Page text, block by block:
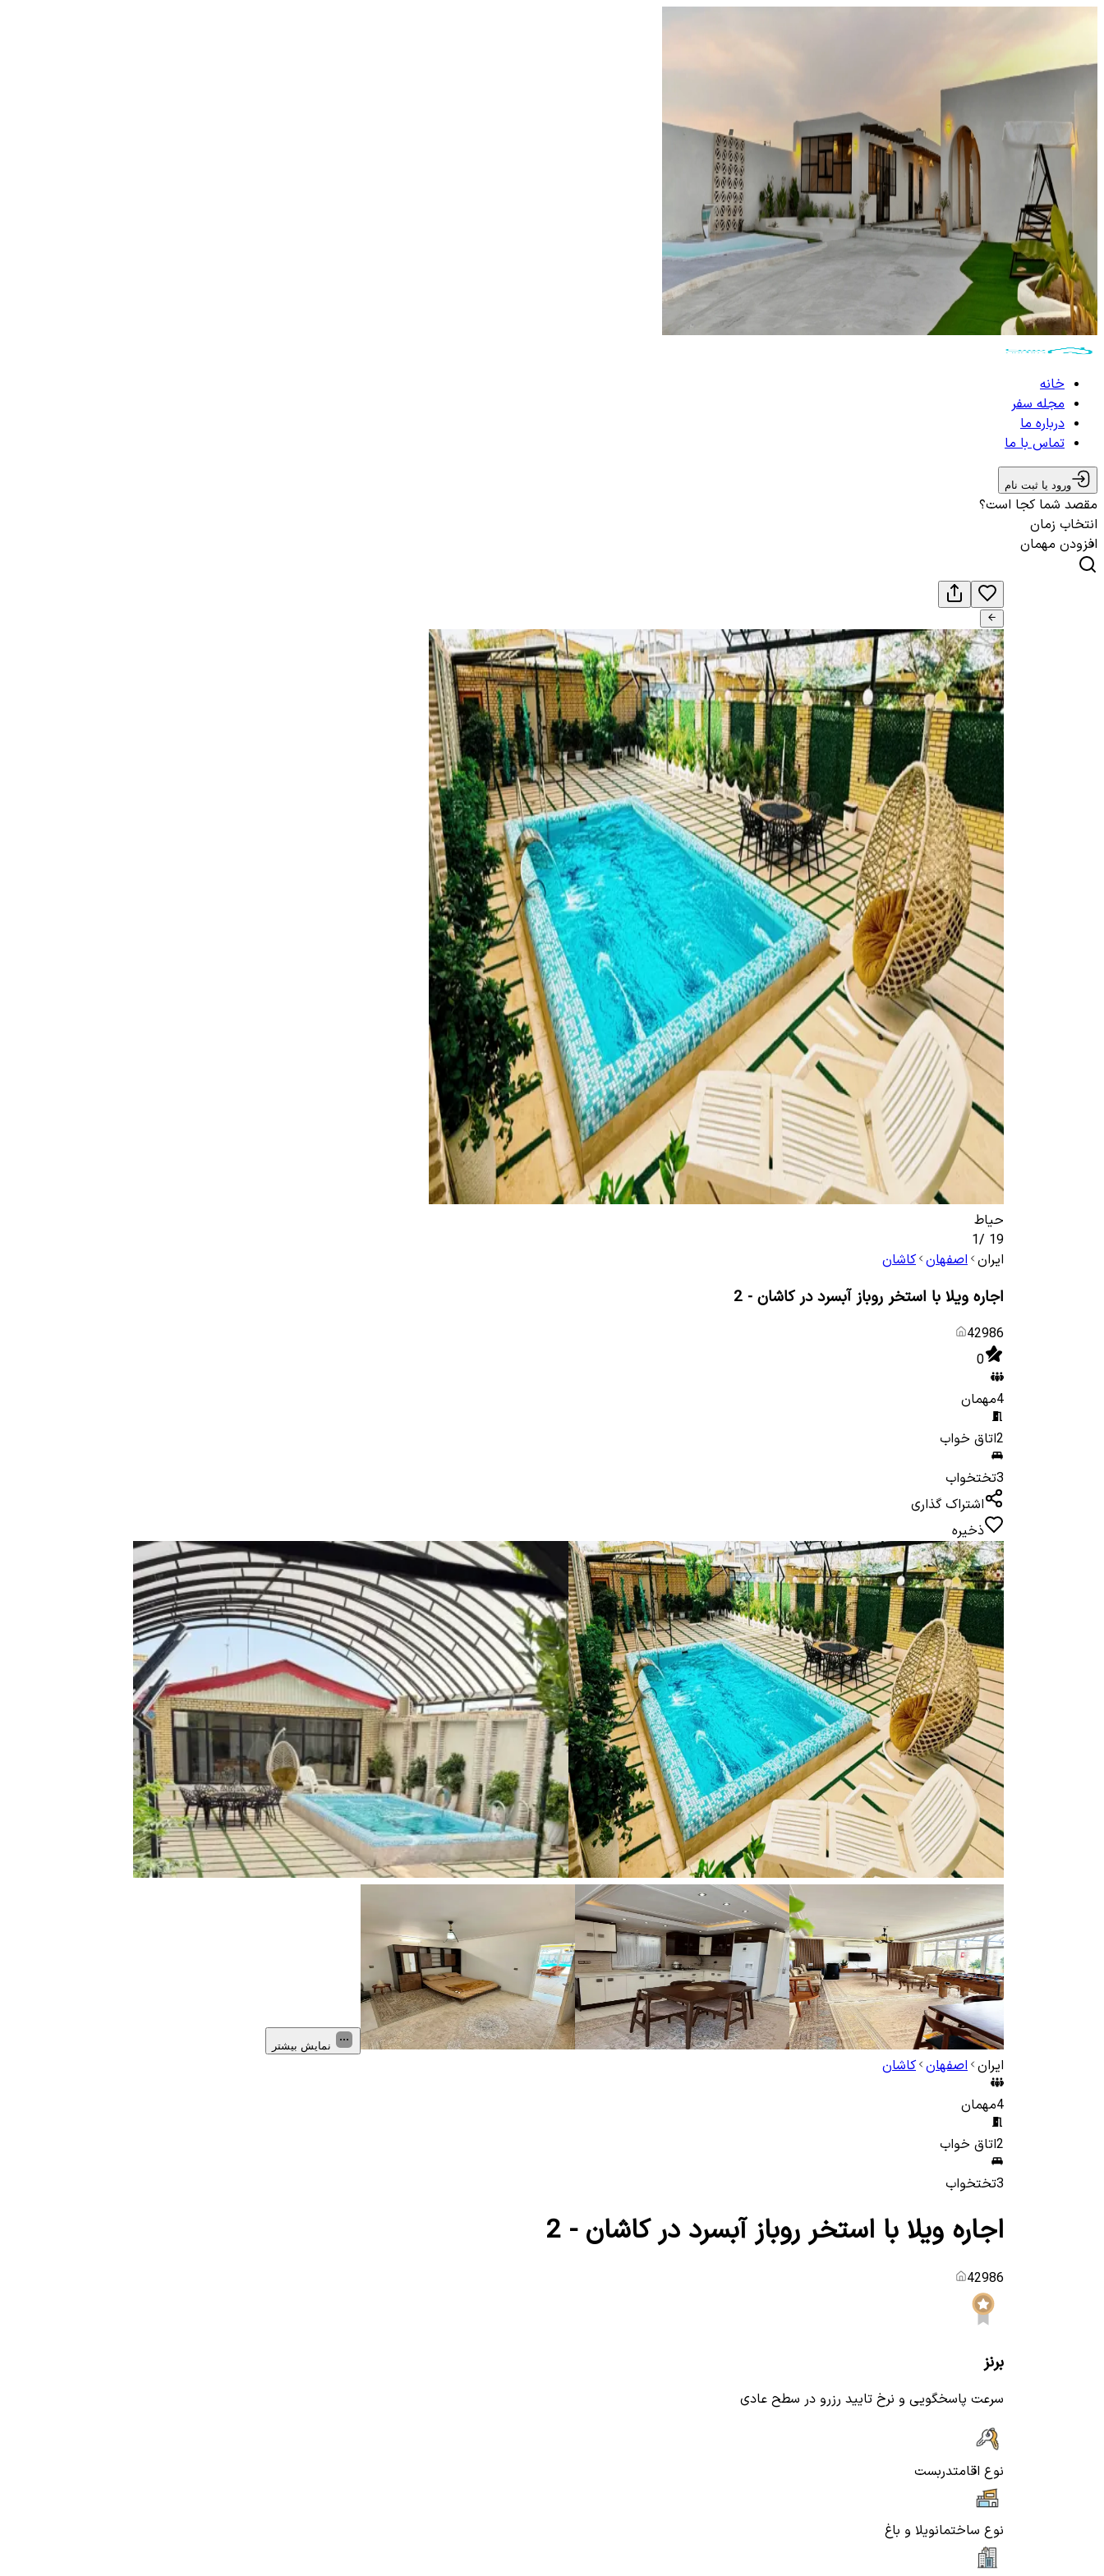
خانه
مجله سفر
درباره ما
تماس با ما
ورود یا ثبت نام
مقصد شما کجا است؟
انتخاب زمان
افزودن مهمان
حیاط
19
/
1
ایران اصفهان کاشان
اجاره ویلا با استخر روباز آبسرد در کاشان - 2
42986
0
4مهمان
2اتاق خواب
3تختخواب
اشتراک گذاری
ذخیره
نمایش بیشتر
ایران اصفهان کاشان
4مهمان
2اتاق خواب
3تختخواب
اجاره ویلا با استخر روباز آبسرد در کاشان - 2
42986
برنز
سرعت پاسخگویی و نرخ تایید رزرو در سطح عادی
نوع اقامتدربست
نوع ساختمانویلا و باغ